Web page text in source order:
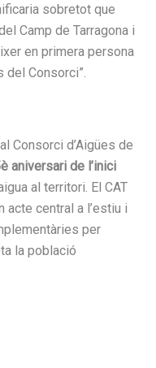
sobretot que
Camp de Tarragona i
en primera persona
del Consorci”.
Consorci d’Aigües de
aniversari de l’inici
al territori. El CAT
acte central a l’estiu i
per
la població